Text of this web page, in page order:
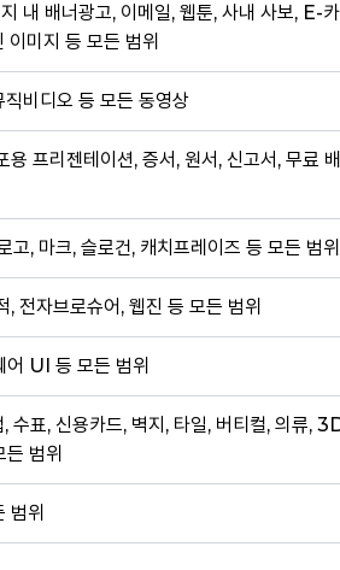
내 배너광고, 이메일, 웹툰, 사내 사보, E-
이미지 등 모든 범위
비디오 등 모든 동영상
용 프리젠테이션, 증서, 원서, 신고서, 무료
고, 마크, 슬로건, 캐치프레이즈 등 모든 범위
, 전자브로슈어, 웹진 등 모든 범위
UI 등 모든 범위
수표, 신용카드, 벽지, 타일, 버티컬, 의류,
든 범위
범위